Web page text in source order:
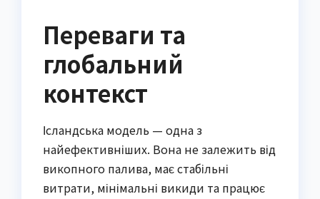
Переваги та
глобальний
контекст
Ісландська модель — одна з
найефективніших. Вона не залежить від
викопного палива, має стабільні
витрати, мінімальні викиди та працює